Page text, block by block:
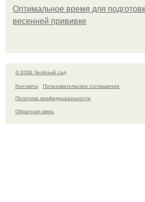
Оптимальное время для
весенней прививке
© 2026 Зелёный сад
Контакты
Пользовательское соглашение
Политика конфидециальности
Обратная связь